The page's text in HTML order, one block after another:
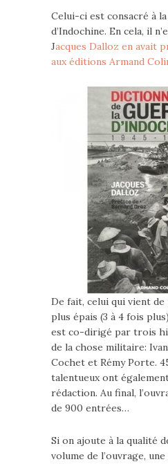
Celui-ci est consacré à
d’Indochine. En cela, il
Jacques Dalloz en avait
aux éditions Armand
De fait, celui qui vient
plus épais (3 à 4 fois
est co-dirigé par trois
de la chose militaire:
Cochet et Rémy Porte.
talentueux ont
rédaction. Au final,
de 900 entrées…
Si on ajoute à la qualité
volume de l’ouvrage,